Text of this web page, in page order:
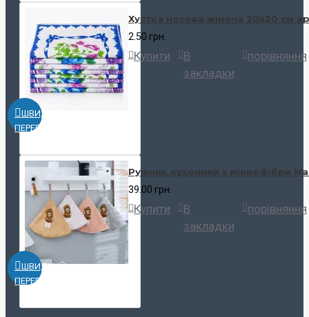
ШВИДКИЙ
ПЕРЕГЛЯД
Хустка носова жіноча 20х20 см
2.50 грн.
Купити
В
закладки
порівняння
ШВИДКИЙ
ПЕРЕГЛЯД
Рушник кухонний з мікрофібри
39.00 грн.
Купити
В
закладки
порівняння